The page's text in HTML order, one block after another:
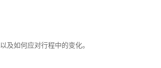
及如何应对行程中的变化。